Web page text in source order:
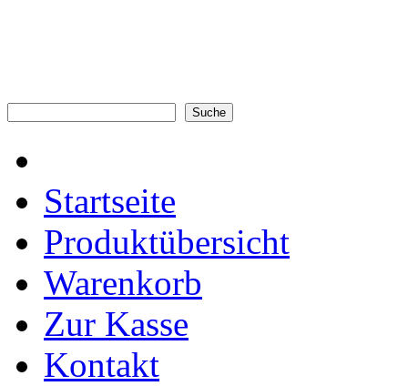
Startseite
Produktübersicht
Warenkorb
Zur Kasse
Kontakt